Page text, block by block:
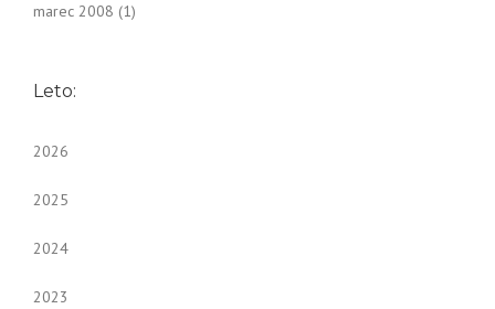
marec 2008 (1)
Leto:
2026
2025
2024
2023